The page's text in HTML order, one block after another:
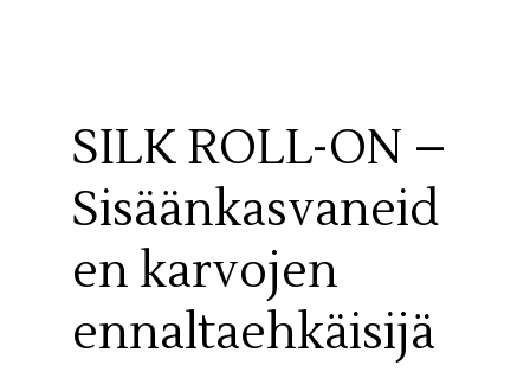
SILK ROLL-ON –
Sisäänkasvaneid
en karvojen
ennaltaehkäisijä